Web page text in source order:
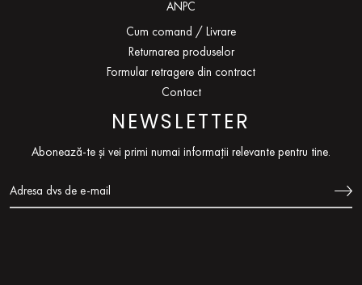
ANPC
Cum comand / Livrare
Returnarea produselor
Formular retragere din contract
Contact
NEWSLETTER
Abonează-te și vei primi numai informații relevante pentru tine.